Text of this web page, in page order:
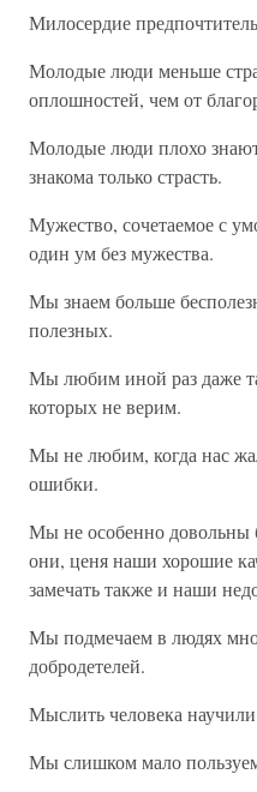
Милосердие
Молодые люди меньше
оплошностей, чем от
Молодые люди плохо
знакома только страсть.
Мужество, сочетаемое с
один ум без мужества.
Мы знаем больше
полезных.
Мы любим иной раз даже
которых не верим.
Мы не любим, когда нас
ошибки.
Мы не особенно довольны
они, ценя наши хорошие
замечать также и наши
Мы подмечаем в людях
добродетелей.
Мыслить человека научили
Мы слишком мало